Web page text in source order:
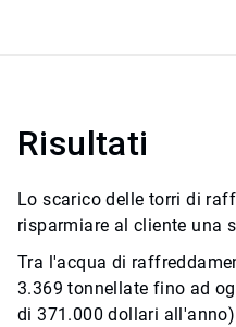
Risultati
Lo scarico delle torri di
risparmiare al cliente una
Tra l'acqua di
3.369 tonnellate fino ad
di 371.000 dollari